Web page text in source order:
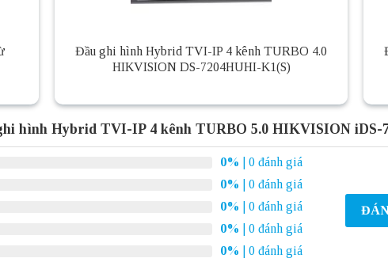
Đầu ghi hình Hybrid TVI-IP 4 kênh TURBO 4.0
HIKVISION DS-7204HUHI-K1(S)
hình Hybrid TVI-IP 4 kênh TURBO 5.0 HIKVISION iDS-
0%
| 0 đánh giá
0%
| 0 đánh giá
0%
| 0 đánh giá
0%
| 0 đánh giá
0% | 0 đánh giá